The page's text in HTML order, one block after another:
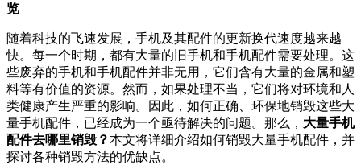
览
随着科技的飞速发展，手机及其配件的更新换代速度越来越
快。每一个时期，都有大量的旧手机和手机配件需要处理。这
些废弃的手机和手机配件并非无用，它们含有大量的金属和塑
料等有价值的资源。然而，如果处理不当，它们将对环境和人
类健康产生严重的影响。因此，如何正确、环保地销毁这些大
量手机配件，已经成为一个亟待解决的问题。那么， 大量手机
配件去哪里销毁？本文将详细介绍如何销毁大量手机配件，并
探讨各种销毁方法的优缺点。